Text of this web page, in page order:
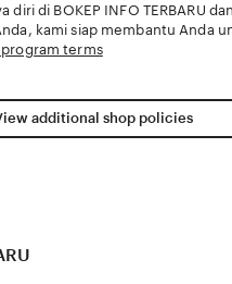
diri di BOKEP INFO TERBARU
kami siap membantu Anda
program terms
additional shop policies